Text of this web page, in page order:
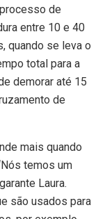
de
entre 10 e 40
quando se leva o
total para a
demorar até 15
de
mais quando
temos um
Laura.
são usados para